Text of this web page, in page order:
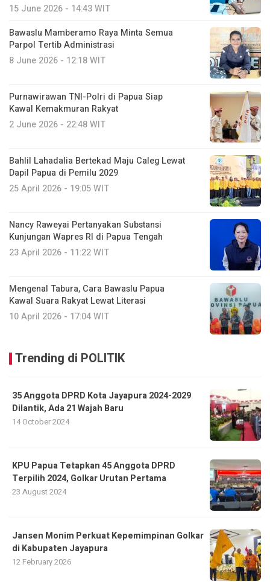
15 June 2026 - 14:43 WIT
Bawaslu Mamberamo Raya Minta Semua
Parpol Tertib Administrasi
8 June 2026 - 12:18 WIT
Purnawirawan TNI-Polri di Papua Siap
Kawal Kemakmuran Rakyat
2 June 2026 - 22:48 WIT
Bahlil Lahadalia Bertekad Maju Caleg Lewat
Dapil Papua di Pemilu 2029
25 April 2026 - 19:05 WIT
Nancy Raweyai Pertanyakan Substansi
Kunjungan Wapres RI di Papua Tengah
23 April 2026 - 11:22 WIT
Mengenal Tabura, Cara Bawaslu Papua
Kawal Suara Rakyat Lewat Literasi
10 April 2026 - 17:04 WIT
Trending di POLITIK
35 Anggota DPRD Kota Jayapura 2024-2029
Dilantik, Ada 21 Wajah Baru
14 October 2024
KPU Papua Tetapkan 45 Anggota DPRD
Terpilih 2024, Golkar Urutan Pertama
23 August 2024
Jansen Monim Perkuat Kepemimpinan Golkar
di Kabupaten Jayapura
12 February 2026